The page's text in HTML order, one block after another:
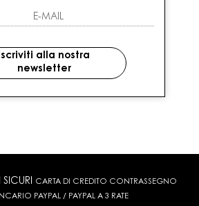
DI 2 PRODOTTI
CARTA DI CREDITO CONTRASSEGNO
PAYPAL / PAYPAL A 3 RATE
alla nostra
newsletter